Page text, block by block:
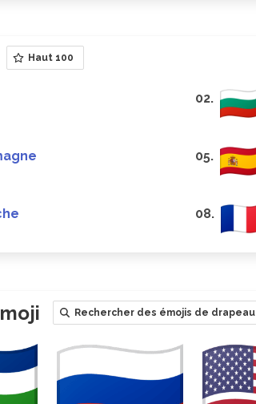
Haut 100
02.
05.
08.
Rechercher des émojis de drapeau